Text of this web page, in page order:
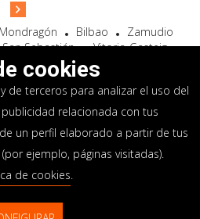
Bilbao
Zamudio
Sebastián
Vitoria-Gasteiz
El Astillero Bidart
Mondragón
– SPAIN
14
cookies
de terceros para analizar el uso del
relacionada con tus
un perfil elaborado a partir de tus
ejemplo, páginas visitadas).
de cookies.